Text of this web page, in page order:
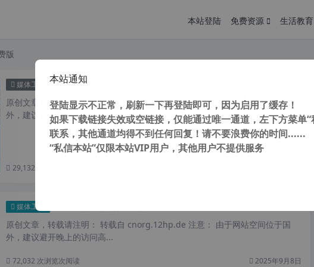
本站登陆 免费资源 生活教育
版
媒体工具 独家汉化 TunesKit Video Repair V1.1.0 中文版 (视频修复工具)
原创文章，转载请注明： 转载自cnorg.12hp.de 注意：由于网站空间位于国
外，建议避开晚上的访问高峰期...
29,132 次浏览
媒体工具
原创文章，转载请注明： 转载自 cnorg.12hp.de 注意： 由于网站空间位于国
外，建议避开晚上的访问高...
72,032 次浏览次阅读 2025年9月8日
本站通知
登陆显示不正常，刷新一下再登陆即可，因为启用了缓存！
如果下载链接失效或空链接，仅能通过唯一通道，左下方菜单“
联系，其他通道均得不到任何回复！请不要浪费你的时间......
“私信本站”仅限本站VIP用户，其他用户不提供服务